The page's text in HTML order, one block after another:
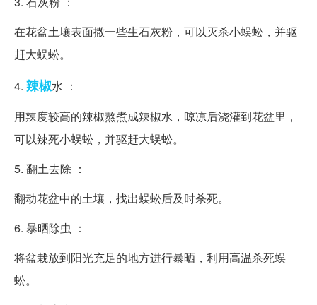
在花盆土壤表面撒一些生石灰粉，可以灭杀小蜈蚣，并驱
赶大蜈蚣。
4. 辣椒水 ：
用辣度较高的辣椒熬煮成辣椒水，晾凉后浇灌到花盆里，
可以辣死小蜈蚣，并驱赶大蜈蚣。
5. 翻土去除 ：
翻动花盆中的土壤，找出蜈蚣后及时杀死。
6. 暴晒除虫 ：
将盆栽放到阳光充足的地方进行暴晒，利用高温杀死蜈
蚣。